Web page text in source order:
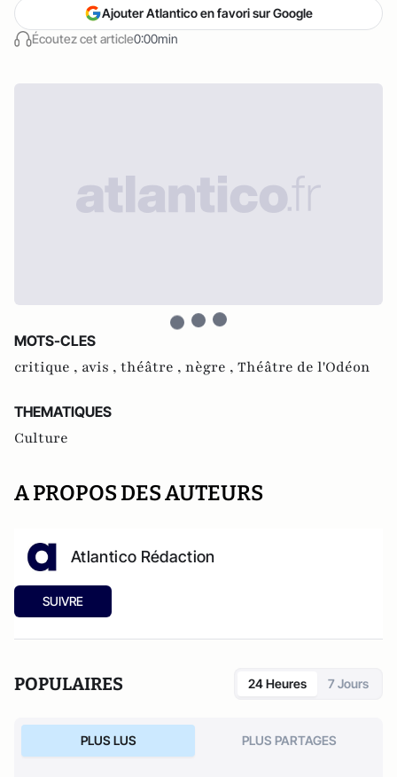
Écoutez cet article0:00min
Ajouter Atlantico en favori sur Google
MOTS-CLES
critique , avis , théâtre , nègre , Théâtre de l'Odéon
THEMATIQUES
Culture
A PROPOS DES AUTEURS
Atlantico Rédaction
SUIVRE
POPULAIRES 24 Heures 7 Jours
PLUS LUS PLUS PARTAGES